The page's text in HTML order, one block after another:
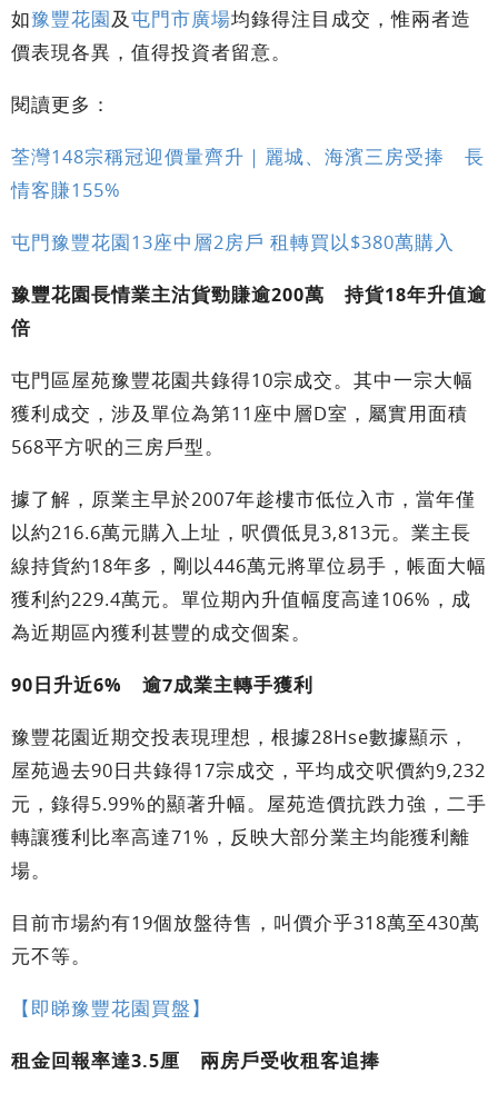
如豫豐花園及屯門市廣場均錄得注目成交，惟兩者造
價表現各異，值得投資者留意。
閱讀更多：
荃灣148宗稱冠迎價量齊升｜麗城、海濱三房受捧 長
情客賺155%
屯門豫豐花園13座中層2房戶 租轉買以$380萬購入
豫豐花園長情業主沽貨勁賺逾200萬 持貨18年升值逾
倍
屯門區屋苑豫豐花園共錄得10宗成交。其中一宗大幅
獲利成交，涉及單位為第11座中層D室，屬實用面積
568平方呎的三房戶型。
據了解，原業主早於2007年趁樓市低位入市，當年僅
以約216.6萬元購入上址，呎價低見3,813元。業主長
線持貨約18年多，剛以446萬元將單位易手，帳面大幅
獲利約229.4萬元。單位期內升值幅度高達106%，成
為近期區內獲利甚豐的成交個案。
90日升近6% 逾7成業主轉手獲利
豫豐花園近期交投表現理想，根據28Hse數據顯示，
屋苑過去90日共錄得17宗成交，平均成交呎價約9,232
元，錄得5.99%的顯著升幅。屋苑造價抗跌力強，二手
轉讓獲利比率高達71%，反映大部分業主均能獲利離
場。
目前市場約有19個放盤待售，叫價介乎318萬至430萬
元不等。
【即睇豫豐花園買盤】
租金回報率達3.5厘 兩房戶受收租客追捧